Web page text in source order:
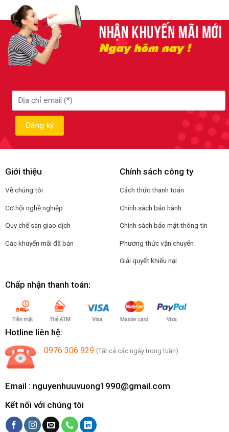
Giới thiệu
Về chúng tôi
Cơ hội nghề nghiệp
Quy chế sàn giao dịch
Các khuyến mãi đã bán
Chính sách công ty
Cách thức thanh toán
Chính sách bảo hành
Chính sách bảo mật thông tin
Phương thức vận chuyển
Giải quyết khiếu nại
Chấp nhận thanh toán:
Hotline liên hệ:
0976 306 929 (Tất cả các ngày trong tuần)
Email : nguyenhuuvuong1990@gmail.com
Kết nối với chúng tôi